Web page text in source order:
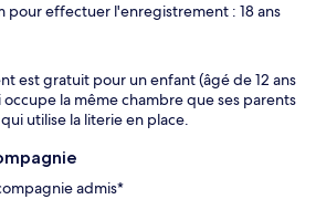
pour effectuer l'enregistrement : 18 ans
est gratuit pour un enfant (âgé de 12 ans
occupe la même chambre que ses parents
utilise la literie en place.
admis*